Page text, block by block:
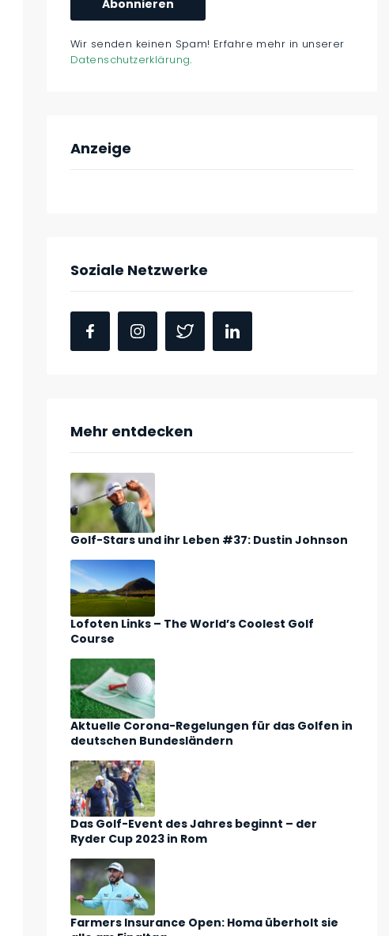
Wir senden keinen Spam! Erfahre mehr in unserer
Datenschutzerklärung.
Anzeige
Soziale Netzwerke
Mehr entdecken
Golf-Stars und ihr Leben #37: Dustin Johnson
Lofoten Links – The World’s Coolest Golf
Course
Aktuelle Corona-Regelungen für das Golfen in
deutschen Bundesländern
Das Golf-Event des Jahres beginnt – der
Ryder Cup 2023 in Rom
Farmers Insurance Open: Homa überholt sie